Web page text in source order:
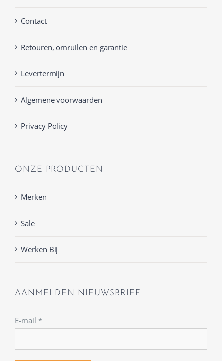
Contact
Retouren, omruilen en garantie
Levertermijn
Algemene voorwaarden
Privacy Policy
ONZE PRODUCTEN
Merken
Sale
Werken Bij
AANMELDEN NIEUWSBRIEF
E-mail *